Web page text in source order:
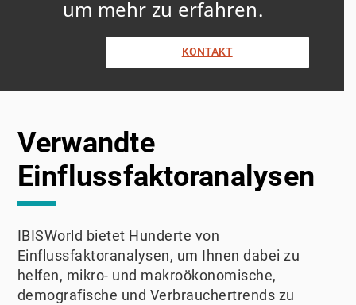
um mehr zu erfahren.
KONTAKT
Verwandte
Einflussfaktoranalysen
IBISWorld bietet Hunderte von
Einflussfaktoranalysen, um Ihnen dabei zu
helfen, mikro- und makroökonomische,
demografische und Verbrauchertrends zu